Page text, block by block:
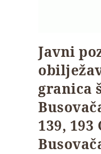
Javni
granica
139, 193